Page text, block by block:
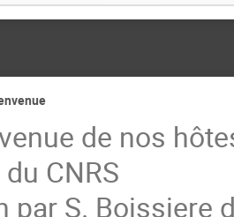
de nos
CNRS
par S. Boissiere